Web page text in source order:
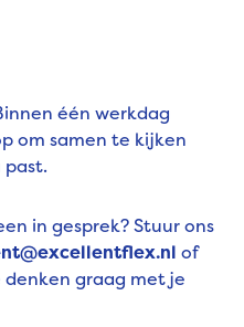
één werkdag
om samen te kijken
in gesprek? Stuur ons
of
denken graag met je